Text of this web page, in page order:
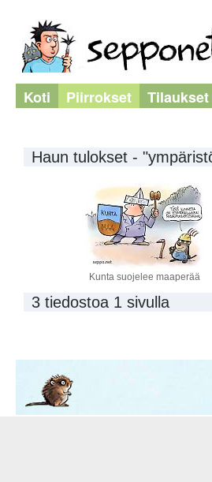
Koti Piirrokset Tilaukset
Haun tulokset -
Kunta suojelee maaperää
3 tiedostoa 1 sivulla